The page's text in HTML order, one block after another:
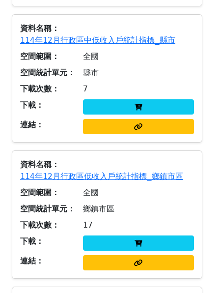
114年12月行政區中低收入戶統計指標_縣市
全國
縣市
7
114年12月行政區低收入戶統計指標_鄉鎮市區
全國
鄉鎮市區
17